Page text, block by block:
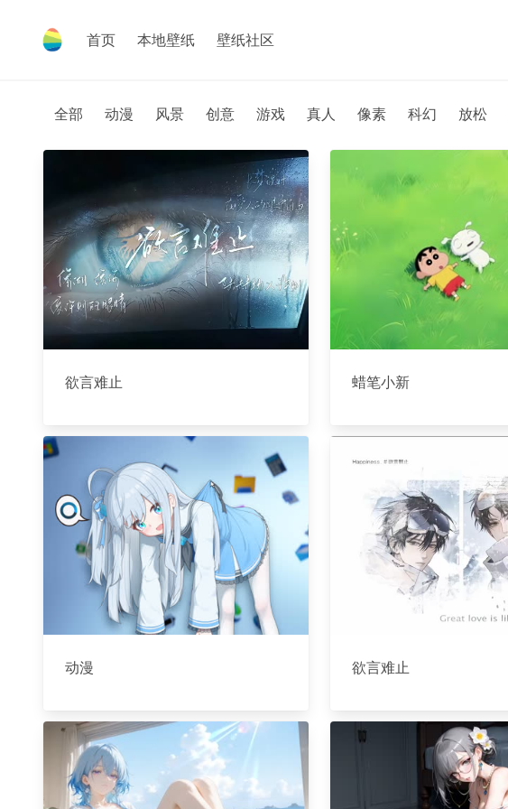
首页 本地壁纸 壁纸社区
全部 动漫 风景 创意 游戏 真人 像素 科幻 放松
欲言难止 蜡笔小新
动漫 欲言难止